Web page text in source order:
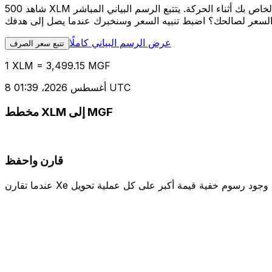
شاهد 500 XLM الخاص بك أثناء الحركة. يتتبع الرسم البياني المباشر XLM إلى MGF الخاص بنا على مدار 12 شهرًا من أسعار السوق في الوقت الحقيقي، ويوضح بالضبط قيمة أموالك في أي وقت. هل تريد
تتبع سعر الصرف عرض الرسم البياني كاملًا
1 XLM = 3,499.15 MGF
8 أغسطس 2026، 01:39 UTC
مخطط XLM إلى MGF
قارن واحفظ